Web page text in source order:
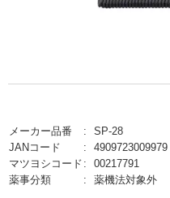
メーカー品番
SP-28
JANコード
4909723009979
マツヨシコード
00217791
薬事分類
薬機法対象外